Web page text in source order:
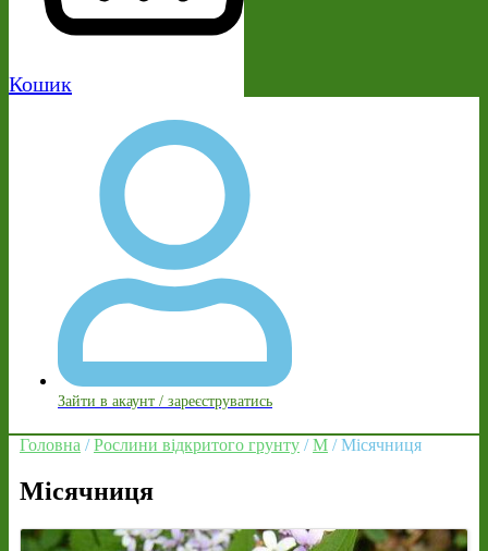
Кошик
Зайти в акаунт / зареєструватись
Головна /Рослини відкритого грунту /М / Місячниця
Місячниця